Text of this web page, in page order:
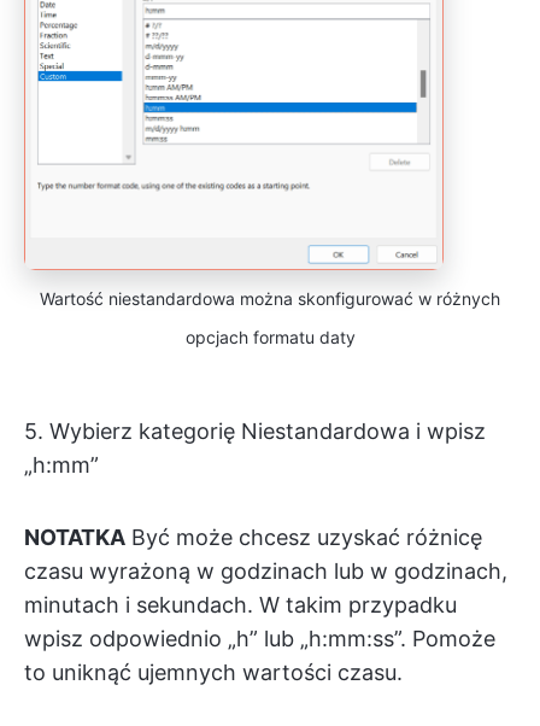
Wartość niestandardowa można skonfigurować w różnych
opcjach formatu daty
5. Wybierz kategorię Niestandardowa i wpisz
„h:mm”
NOTATKA Być może chcesz uzyskać różnicę
czasu wyrażoną w godzinach lub w godzinach,
minutach i sekundach. W takim przypadku
wpisz odpowiednio „h” lub „h:mm:ss”. Pomoże
to uniknąć ujemnych wartości czasu.